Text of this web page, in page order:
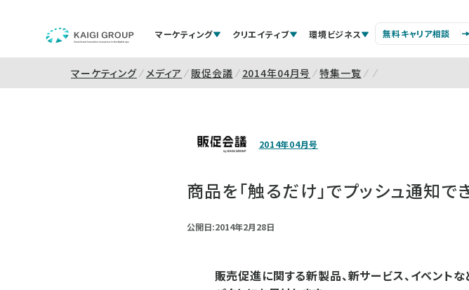
マーケティング クリエイティブ 環境ビジネス 無料キャリア相談
マーケティング メディア 販促会議 2014年04月号 特集一覧
2014年04月号
商品を「触るだけ」でプッシュ通知
公開日:2014年2月28日
販売促進に関する新製品、新サービス、イベント